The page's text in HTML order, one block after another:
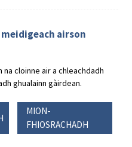
airson
na cloinne air a chleachdadh
ghualainn gàirdean.
MION-
FHIOSRACHADH